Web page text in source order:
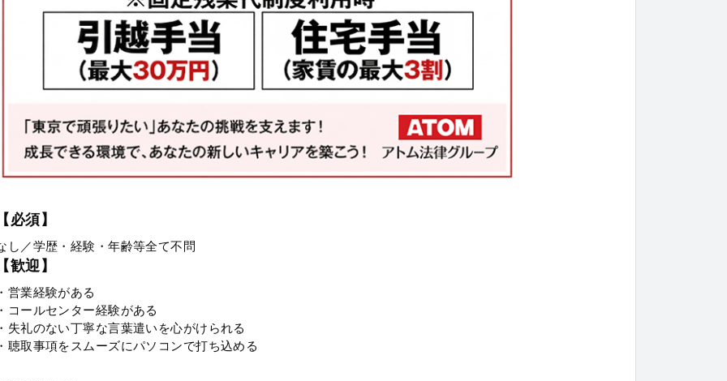
必須】
し／学歴・経験・年齢等全て不問
歓迎】
営業経験がある
コールセンター経験がある
失礼のない丁寧な言葉遣いを心がけられる
聴取事項をスムーズにパソコンで打ち込める